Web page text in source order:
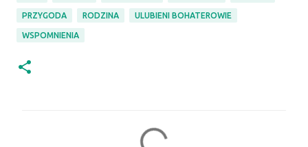
PRZYGODA RODZINA ULUBIENI BOHATEROWIE
WSPOMNIENIA